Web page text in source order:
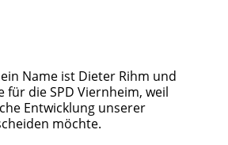
Name ist Dieter Rihm und
für die SPD Viernheim, weil
Entwicklung unserer
möchte.